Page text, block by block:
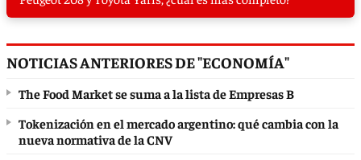
NOTICIAS ANTERIORES DE "ECONOMÍA"
The Food Market se suma a la lista de Empresas B
Tokenización en el mercado argentino: qué cambia con la
nueva normativa de la CNV